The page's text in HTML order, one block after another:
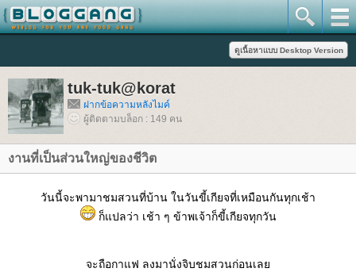
tuk-tuk@korat
ฝากข้อความหลังไมค์
ผู้ติดตามบล็อก : 149 คน
งานที่เป็นส่วนใหญ่ของชีวิต
วันนี้จะพามาชมสวนที่บ้าน ในวันขี้เกียจที่เหมือนกันทุกเช้า
ก็แปลว่า เช้า ๆ ข้าพเจ้าก็ขี้เกียจทุกวัน
จะถือกาแฟ ลงมานั่งจิบชมสวนก่อนเล